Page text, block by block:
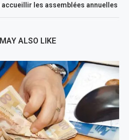
accueillir les assemblées annuelles
ALSO LIKE